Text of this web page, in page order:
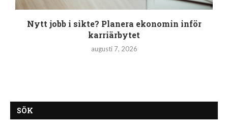
Nytt jobb i sikte? Planera ekonomin inför
karriärbytet
augusti 7, 2026
SÖK